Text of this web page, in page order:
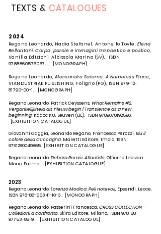
TEXTS & CATALOGUES
2024
Regano Leonardo, Nadia Stefanel, Antonello Tovle, Elena
Bellantoni. Corpo, parole e immagini tra poetico e politico,
Vanilla Edizioni, Albissola Marina (SV), ISBN
9788860576057.
[MONOGRAPH]
Regano Leonardo,Alessandro Saturno. A Nameless Place,
VIANDUSTRIAE PUBLISHING, Foligno (PG), ISBN 979-12-
81790-00-1. [MONOGRAPH]
Regano Leonardo, Patrick Ceyssens, What Remains #2.
Vergankelijkheid als nieuw begin | Transience as a new
beginning, Kadoc KU, Leuven (BE), ISBN 9789078192596.
[EXHIBITION CATALOGUE]
Giovanni Gaggia, Leonardo Regano, Francesco Perozzi, Blu il
colore della Cuccagna, Maretti Editore, Imola, ISBN
9791280049865. [EXHIBITION CATALOGUE]
Regano Leonardo, Debora Romei. Atlantide, Oﬃcina Leo van
Moric, Parma.
[EXHIBITION CATALOGUE]
2023
Regano Leonardo, Lorenzo Modica. Peli notevoli, Epseridi, Lecce,
ISBN 978-88-55341-10-3.
[MONOGRAPH]
Regano Leonardo, Passerini Francesca, CROSS COLLECTION –
Collezioni a confronto, Skira Editore, Milano, ISBN 978-88-
97753-88-9.
[EXHIBITION CATALOGUE]